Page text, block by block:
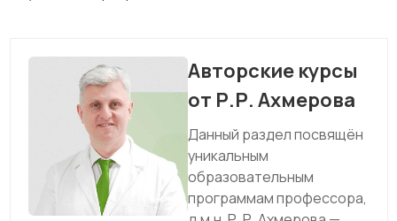
Авторские курсы
от Р.Р. Ахмерова
Данный раздел посвящён
уникальным
образовательным
программам профессора,